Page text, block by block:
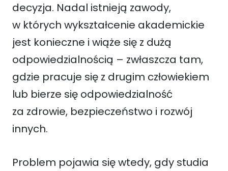
decyzja. Nadal istnieją zawody,
w których wykształcenie akademickie
jest konieczne i wiąże się z dużą
odpowiedzialnością – zwłaszcza tam,
gdzie pracuje się z drugim człowiekiem
lub bierze się odpowiedzialność
za zdrowie, bezpieczeństwo i rozwój
innych.
Problem pojawia się wtedy, gdy studia